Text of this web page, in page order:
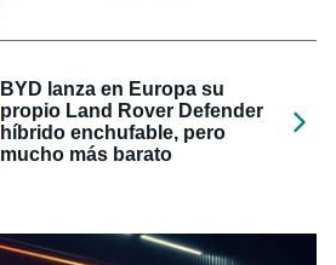
BYD lanza en Europa su
propio Land Rover Defender
híbrido enchufable, pero
mucho más barato